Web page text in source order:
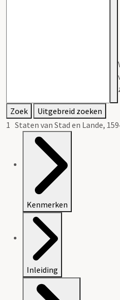
Zoek
Uitgebreid zoeken
1 Staten van Stad en Lande,
Kenmerken
Inleiding